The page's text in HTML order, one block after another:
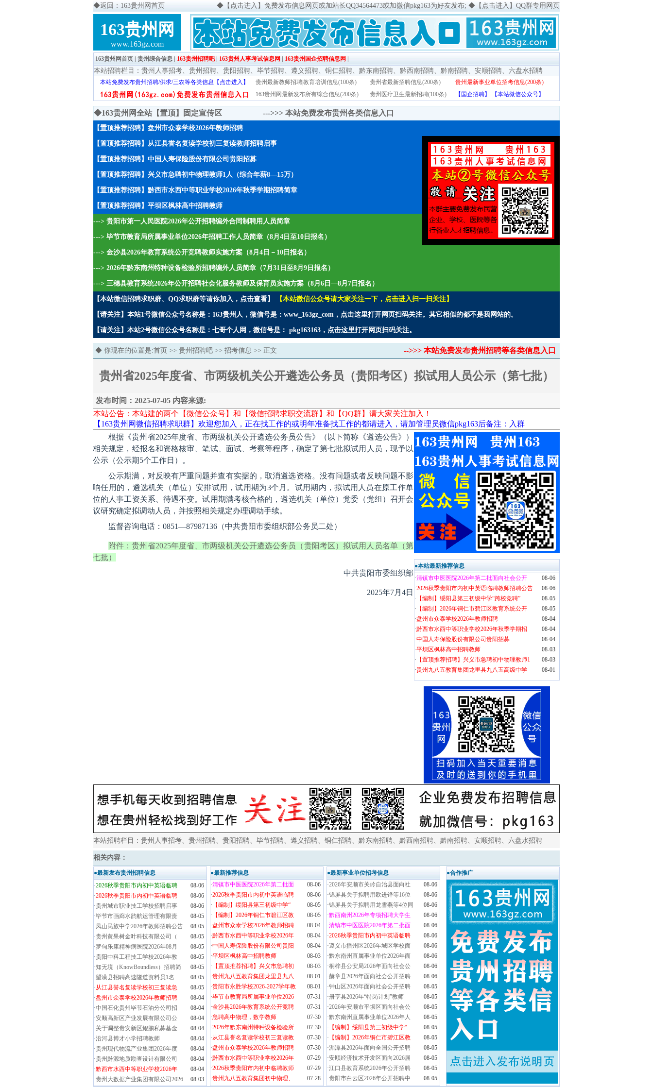
◆返回：163贵州网首页 ◆ 【点击进入】免费发布信息网页或加站长QQ34564473或加微信pkg163为好友发布; ◆ 【点击进入】QQ群专用网页
163贵州网
www.163gz.com
163贵州网首页 贵州综合信息 163贵州招聘吧| 163贵州人事考试信息网 163贵州国企招聘信息网
本站招聘栏目： 贵州人事招考、 贵州招聘、 贵阳招聘、 毕节招聘、 遵义招聘、 铜仁招聘、 黔东南招聘、 黔西南招聘、 黔南招聘、 安顺招聘、 六盘水招聘
本站免费发布贵州招聘/供求/三农等各类信息【点击进入】 贵州最新教师招聘|教育培训信息(100条) 贵州省最新招聘信息(200条)
贵州最新事业单位招考信息(200条)
163贵州网最新发布所有综合信息(200条)
贵州医疗卫生最新招聘(100条) 【国企招聘】 【本站微信公众号】
◆163贵州网全站【置顶】固定宣传区 --->>> 本站免费发布贵州各类信息入口
【置顶推荐招聘】盘州市众泰学校2026年教师招聘
【置顶推荐招聘】从江县誉名复读学校初三复读教师招聘启事
【置顶推荐招聘】中国人寿保险股份有限公司贵阳招募
【置顶推荐招聘】兴义市急聘初中物理教师1人（综合年薪8—15万）
【置顶推荐招聘】黔西市水西中等职业学校2026年秋季学期招聘简章
【置顶推荐招聘】平坝区枫林高中招聘教师
---> 贵阳市第一人民医院2026年公开招聘编外合同制聘用人员简章
---> 毕节市教育局所属事业单位2026年招聘工作人员简章（8月4日至10日报名）
---> 金沙县2026年教育系统公开竞聘教师实施方案（8月4日－10日报名）
---> 2026年黔东南州特种设备检验所招聘编外人员简章（7月31日至8月9日报名）
---> 三穗县教育系统2026年公开招聘社会化服务教师及保育员实施方案（8月6日—8月7日报名）
【本站微信招聘求职群、QQ求职群等请你加入，点击查看】 【本站微信公众号请大家关注一下，点击进入扫一扫关注】
【请关注】本站1号微信公众号名称是：163贵州人，微信号是：www_163gz_com，点击这里打开网页扫码关注。其它相似的都不是我网站的。
【请关注】本站2号微信公众号名称是：七哥个人网，微信号是： pkg163163，点击这里打开网页扫码关注。
◆ 你现在的位置是:首页 >> 贵州招聘吧 >> 招考信息 >> 正文 -->>> 本站免费发布贵州招聘等各类信息入口
贵州省2025年度省、市两级机关公开遴选公务员（贵阳考区）拟试用人员公示（第七批）
发布时间：2025-07-05 内容来源:
本站公告：本站建的两个【微信公众号】和【微信招聘求职交流群】和【QQ群】请大家关注加入！
【163贵州网微信招聘求职群】欢迎您加入，正在找工作的或明年准备找工作的都请进入，请加管理员微信pkg163后备注：入群
●本站最新推荐信息
·清镇市中医医院2026年第二批面向社会公开
08-06
·2026秋季贵阳市内初中英语临聘教师招聘公告
08-06
· 【编制】绥阳县第三初级中学“跨校竞聘”
08-05
· 【编制】2026年铜仁市碧江区教育系统公开
08-05
·盘州市众泰学校2026年教师招聘
08-04
·黔西市水西中等职业学校2026年秋季学期招
08-04
·中国人寿保险股份有限公司贵阳招募
08-04
·平坝区枫林高中招聘教师
08-03
· 【置顶推荐招聘】兴义市急聘初中物理教师1
08-03
·贵州九八五教育集团龙里县九八五高级中学 08-01
根据《贵州省2025年度省、市两级机关公开遴选公务员公告》（以下简称《遴选公告》）
相关规定，经报名和资格核审、笔试、面试、考察等程序，确定了第七批拟试用人员，现予以
公示（公示期5个工作日）。
公示期满，对反映有严重问题并查有实据的，取消遴选资格。没有问题或者反映问题不影
响任用的，遴选机关（单位）安排试用，试用期为3个月。试用期内，拟试用人员在原工作单
位的人事工资关系、待遇不变。试用期满考核合格的，遴选机关（单位）党委（党组）召开会
议研究确定拟调动人员，并按照相关规定办理调动手续。
监督咨询电话：0851—87987136（中共贵阳市委组织部公务员二处）
附件：贵州省2025年度省、市两级机关公开遴选公务员（贵阳考区）拟试用人员名单（第
七批）
中共贵阳市委组织部
2025年7月4日
本站招聘栏目： 贵州人事招考、 贵州招聘、 贵阳招聘、 毕节招聘、 遵义招聘、 铜仁招聘、 黔东南招聘、 黔西南招聘、 黔南招聘、 安顺招聘、 六盘水招聘
相关内容：
●最新发布贵州招聘信息
·2026秋季贵阳市内初中英语临聘
08-06
·2026秋季贵阳市内初中英语临聘
08-06
·贵州城市职业技工学校招聘启事
08-06
·毕节市画廊水韵航运管理有限责
08-05
·凤山民族中学2026年教师招聘公告
08-05
·贵州黄果树金叶科技有限公司（
08-05
·罗甸乐康精神病医院2026年08月
08-05
·贵阳中科工程技工学校2026年教
08-05
·知无境（KnowBoundless）招聘简
08-05
·望谟县招聘高速隧道资料员1名
08-05
·从江县誉名复读学校初三复读急
08-05
·盘州市众泰学校2026年教师招聘
08-04
·中国石化贵州毕节石油分公司招
08-04
·安顺高新区产业发展有限公司公
08-04
·关于调整贵安新区鲲鹏私募基金
08-04
·沿河县博才小学招聘教师
08-04
·贵州现代物流产业集团2026年度
08-04
·贵州黔源地质勘查设计有限公司
08-04
·黔西市水西中等职业学校2026年
08-04
·贵州大数据产业集团有限公司2026 08-03
●最新推荐信息
·清镇市中医医院2026年第二批面
08-06
·2026秋季贵阳市内初中英语临聘
08-06
· 【编制】绥阳县第三初级中学“
08-05
· 【编制】2026年铜仁市碧江区教
08-05
·盘州市众泰学校2026年教师招聘
08-04
·黔西市水西中等职业学校2026年
08-04
·中国人寿保险股份有限公司贵阳
08-04
·平坝区枫林高中招聘教师
08-03
· 【置顶推荐招聘】兴义市急聘初
08-03
·贵州九八五教育集团龙里县九八
08-01
·贵阳市永胜学校2026-2027学年教
08-01
·毕节市教育局所属事业单位2026
07-31
·金沙县2026年教育系统公开竞聘
07-31
·急聘高中物理，数学教师
07-30
·2026年黔东南州特种设备检验所
07-30
·从江县誉名复读学校初三复读教
07-30
·盘州市众泰学校2026年教师招聘
07-30
·黔西市水西中等职业学校2026年
07-29
·2026秋季贵阳市内初中临聘教师
07-29
·贵州九八五教育集团初中物理、 07-28
●最新事业单位招考信息
·2026年安顺市关岭自治县面向社
08-06
·锦屏县关于拟聘用欧进铧等16位
08-06
·锦屏县关于拟聘用龙雪燕等4位同
08-06
·黔西南州2026年专项招聘大学生
08-06
·清镇市中医医院2026年第二批面
08-06
·2026秋季贵阳市内初中英语临聘
08-06
·遵义市播州区2026年城区学校面
08-06
·黔东南州直属事业单位2026年面
08-06
·桐梓县公安局2026年面向社会公
08-06
·赫章县2026年面向社会公开招聘
08-06
·钟山区2026年面向社会公开招聘
08-05
·册亨县2026年“特岗计划”教师
08-05
·2026年安顺市平坝区面向社会公
08-05
·黔东南州直属事业单位2026年人
08-05
· 【编制】绥阳县第三初级中学“
08-05
· 【编制】2026年铜仁市碧江区教
08-05
·湄潭县2026年面向全国公开招聘
08-05
·安顺经济技术开发区面向2026届
08-05
·江口县教育系统2026年公开招聘
08-05
·贵阳市白云区2026年公开招聘中 08-05
●合作推广